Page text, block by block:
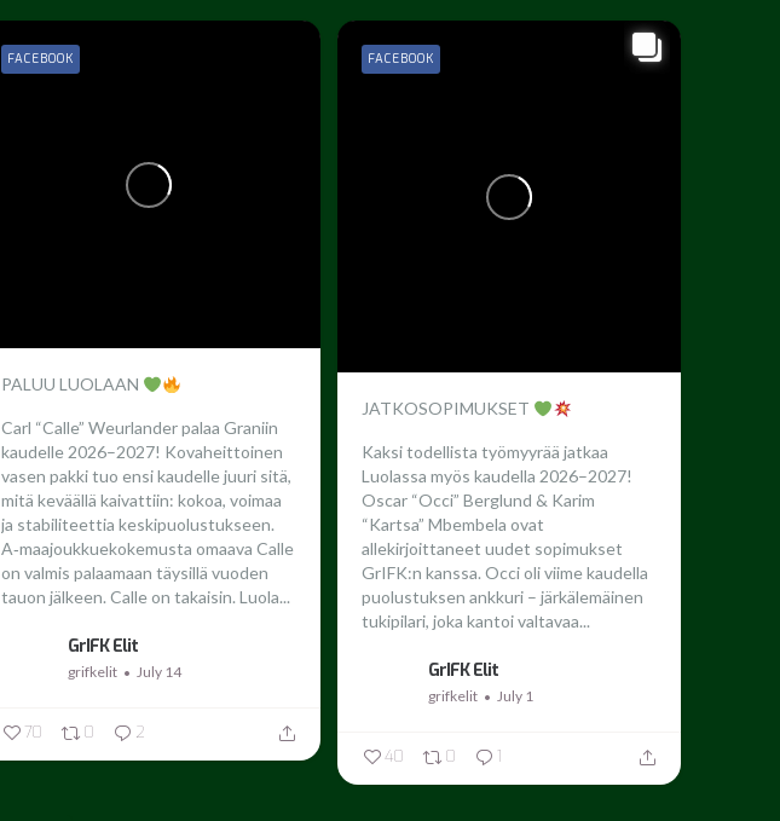
PALUU LUOLAAN
Carl “Calle” Weurlander palaa Graniin
kaudelle 2026–2027! Kovaheittoinen
vasen pakki tuo ensi kaudelle juuri sitä,
mitä keväällä kaivattiin: kokoa, voimaa
ja stabiliteettia keskipuolustukseen.
A‑maajoukkuekokemusta omaava Calle
on valmis palaamaan täysillä vuoden
tauon jälkeen. Calle on takaisin. Luola...
GrIFK Elit
grifkelit July 14
FACEBOOK
70 0 2
JATKOSOPIMUKSET
Kaksi todellista työmyyrää jatkaa
Luolassa myös kaudella 2026–2027!
Oscar “Occi” Berglund & Karim
“Kartsa” Mbembela ovat
allekirjoittaneet uudet sopimukset
GrIFK:n kanssa. Occi oli viime kaudella
puolustuksen ankkuri – järkälemäinen
tukipilari, joka kantoi valtavaa...
GrIFK Elit
grifkelit July 1
FACEBOOK
40 0 1